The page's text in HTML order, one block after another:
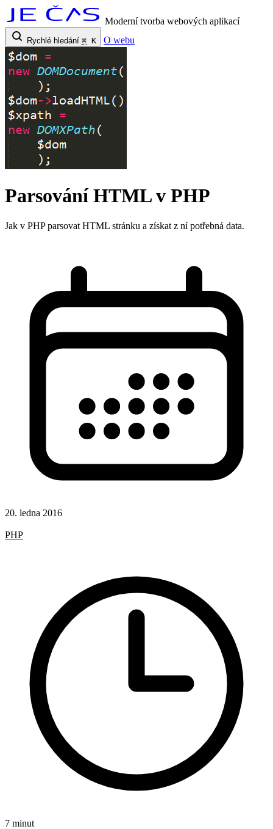
Moderní tvorba webových aplikací
Rychlé hledání ⌘ K O webu
Parsování HTML v PHP
Jak v PHP parsovat HTML stránku a získat z ní potřebná data.
20. ledna 2016
PHP
7 minut